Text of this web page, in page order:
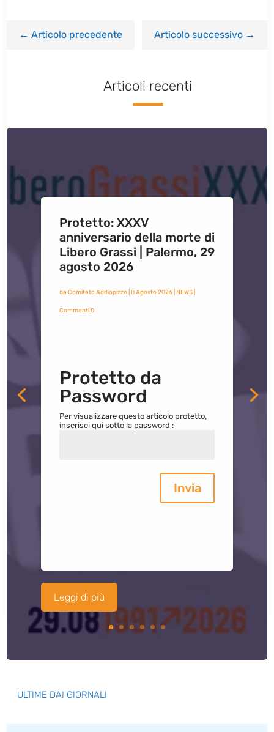
←Articolo precedente Articolo successivo→
Articoli recenti
Protetto: XXXV
anniversario della morte di
Libero Grassi | Palermo, 29
agosto 2026
da Comitato Addiopizzo| 8 Agosto 2026| NEWS|
Commenti 0
Protetto da
Password
Per visualizzare questo articolo protetto,
inserisci qui sotto la password :
Invia
Leggi di più
ULTIME DAI GIORNALI